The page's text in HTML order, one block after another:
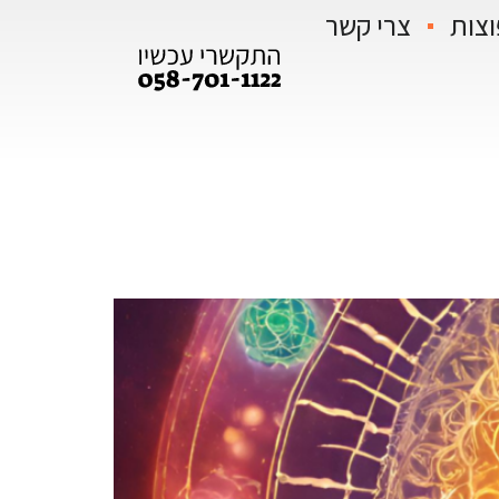
צרי קשר